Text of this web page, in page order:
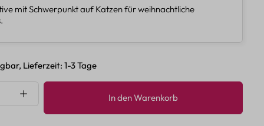
mit Schwerpunkt auf Katzen für weihnachtliche
Lieferzeit: 1-3 Tage
Gib den gewünschten Wert ein
In den Warenkorb